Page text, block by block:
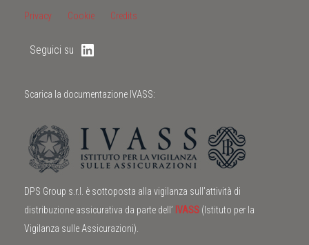
Privacy Cookie Credits
Seguici su
Scarica la documentazione IVASS:
DPS Group s.r.l. è sottoposta alla vigilanza sull’attività di
distribuzione assicurativa da parte dell’ IVASS (Istituto per la
Vigilanza sulle Assicurazioni).